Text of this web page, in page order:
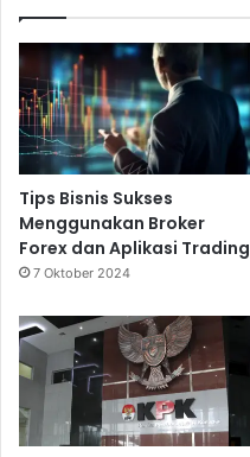
Tips Bisnis Sukses
Menggunakan Broker
Forex dan Aplikasi Trading
7 Oktober 2024